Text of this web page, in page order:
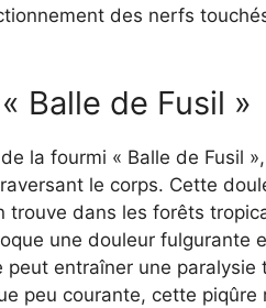
des nerfs
Balle de Fusil »
la fourmi « Balle de Fusil
le corps. Cette
trouve dans les forêts
une douleur
entraîner une
peu courante, cette piqûre